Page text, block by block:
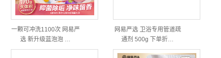
一颗可冲洗1100次 网易严
选 新升级蓝泡泡 …
网易严选 卫浴专用管道疏
通剂 500g 下单折…